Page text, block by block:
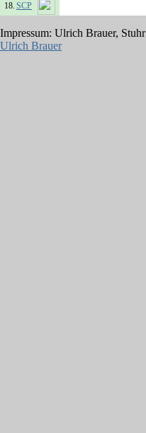
18. SCP
Impressum: Ulrich Brauer, Stuhr
Ulrich Brauer